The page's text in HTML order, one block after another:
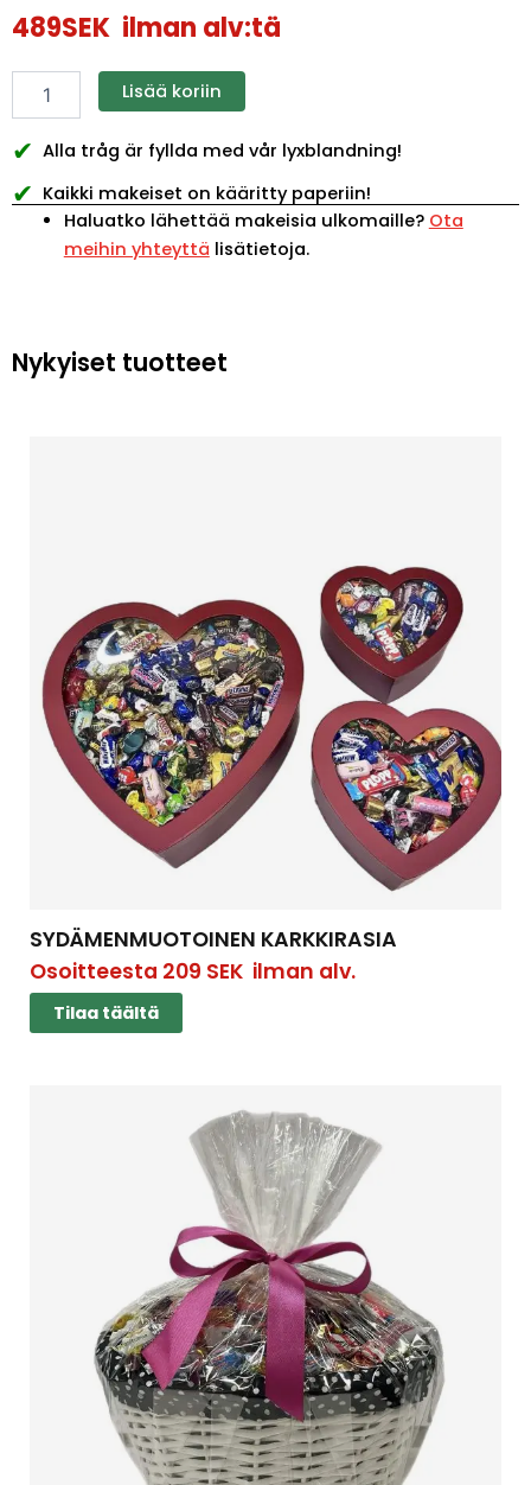
489SEK ilman alv:tä
Lisää koriin
✔ Alla tråg är fyllda med vår lyxblandning!
✔ Kaikki makeiset on kääritty paperiin!
Haluatko lähettää makeisia ulkomaille? Ota
meihin yhteyttä lisätietoja.
Nykyiset tuotteet
SYDÄMENMUOTOINEN KARKKIRASIA
Osoitteesta 209 SEKilman alv.
Tilaa täältä